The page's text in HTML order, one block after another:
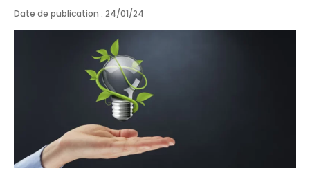
Date de publication : 24/01/24